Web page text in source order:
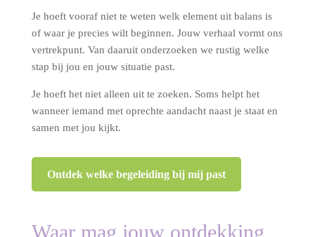
Je hoeft vooraf niet te weten welk element uit balans is
of waar je precies wilt beginnen. Jouw verhaal vormt ons
vertrekpunt. Van daaruit onderzoeken we rustig welke
stap bij jou en jouw situatie past.
Je hoeft het niet alleen uit te zoeken. Soms helpt het
wanneer iemand met oprechte aandacht naast je staat en
samen met jou kijkt.
Ontdek welke begeleiding bij mij past
Waar mag jouw ontdekking